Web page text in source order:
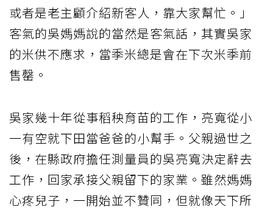
或者是老主顧介紹新客人，靠大家幫忙。」
客氣的吳媽媽說的當然是客氣話，其實吳家
的米供不應求，當季米總是會在下次米季前
售罄。
吳家幾十年從事稻秧育苗的工作，亮寬從小
一有空就下田當爸爸的小幫手。父親過世之
後，在縣政府擔任測量員的吳亮寬決定辭去
工作，回家承接父親留下的家業。雖然媽媽
心疼兒子，一開始並不贊同，但就像天下所